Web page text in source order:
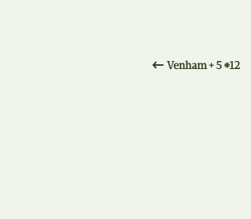
Venham + 5 #12